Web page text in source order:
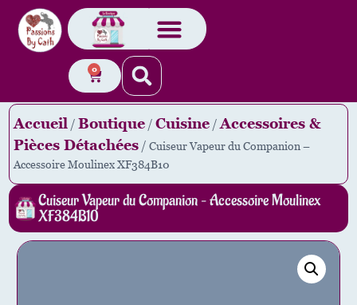
0
Accueil / Boutique /Cuisine /Accessoires &
Pièces Détachées / Cuiseur Vapeur du Companion –
Accessoire Moulinex XF384B10
Cuiseur Vapeur du Companion – Accessoire Moulinex
XF384B10